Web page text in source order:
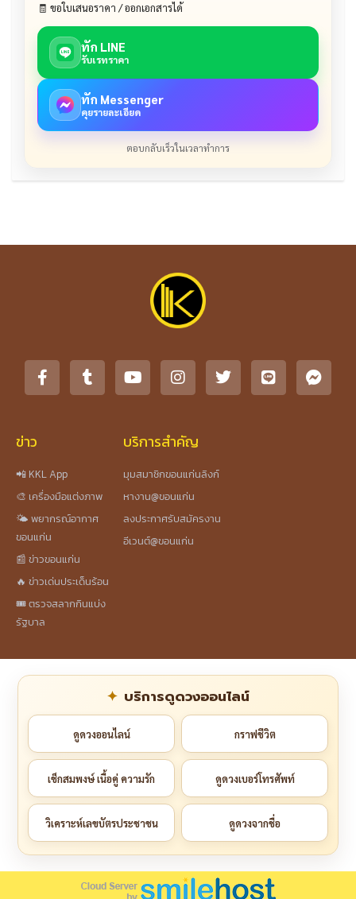
🧾 ขอใบเสนอราคา / ออกเอกสารได้
ทัก LINE
รับเรทราคา
ทัก Messenger
คุยรายละเอียด
ตอบกลับเร็วในเวลาทำการ
ข่าว
📲 KKL App
🎨 เครื่องมือแต่งภาพ
🌤️ พยากรณ์อากาศ
ขอนแก่น
📰 ข่าวขอนแก่น
🔥 ข่าวเด่นประเด็นร้อน
🎟️ ตรวจสลากกินแบ่ง
รัฐบาล
บริการสำคัญ
มุมสมาชิกขอนแก่นลิงก์
หางาน@ขอนแก่น
ลงประกาศรับสมัครงาน
อีเวนต์@ขอนแก่น
บริการดูดวงออนไลน์
ดูดวงออนไลน์ กราฟชีวิต
เช็กสมพงษ์ เนื้อคู่ ความรัก ดูดวงเบอร์โทรศัพท์
วิเคราะห์เลขบัตรประชาชน ดูดวงจากชื่อ